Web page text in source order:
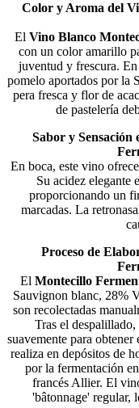
Color y Aroma del
El Vino Blanco
con un color amarillo
juventud y frescura.
pomelo aportados por la
pera fresca y flor de
de pastelería
Sabor y
En boca, este vino
Su acidez elegante
proporcionando un
marcadas. La
Proceso de
El Montecillo
Sauvignon blanc, 28%
son recolectadas
Tras el despalillado,
suavemente para
realiza en depósitos de
por la fermentación
francés Allier. El
'bâtonnage' regular,